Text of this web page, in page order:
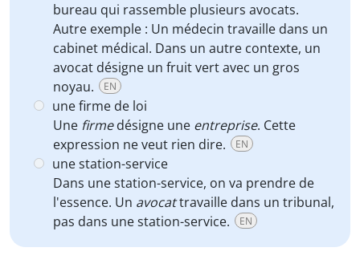
bureau qui rassemble plusieurs avocats.
Autre exemple : Un médecin travaille dans un
cabinet médical. Dans un autre contexte, un
avocat désigne un fruit vert avec un gros
noyau.
EN
une firme de loi
Une firmedésigne une entreprise. Cette
expression ne veut rien dire.
EN
une station-service
Dans une station-service, on va prendre de
l'essence. Un avocattravaille dans un tribunal,
pas dans une station-service.
EN